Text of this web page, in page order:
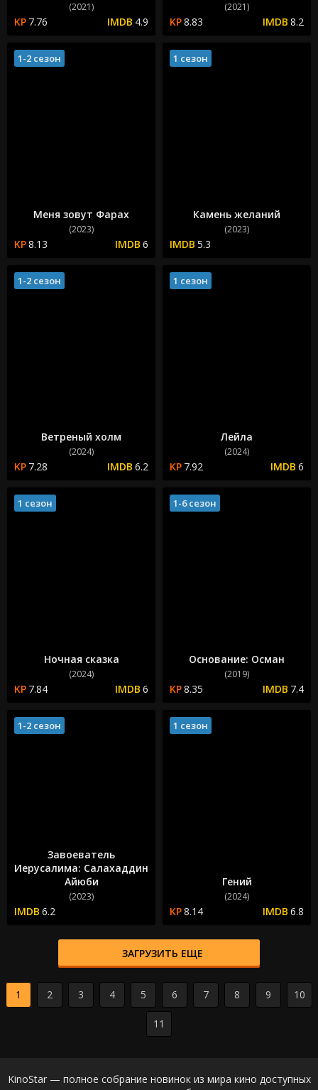
(2021)
7.76 4.9
(2021)
8.83 8.2
Меня зовут Фарах
(2023)
8.13 6
1-2 сезон
Камень желаний
(2023)
5.3
1 сезон
Ветреный холм
(2024)
7.28 6.2
1-2 сезон
Лейла
(2024)
7.92 6
1 сезон
Ночная сказка
(2024)
7.84 6
1 сезон
Основание: Осман
(2019)
8.35 7.4
1-6 сезон
Завоеватель
Иерусалима: Салахаддин
Айюби
(2023)
6.2
1-2 сезон
Гений
(2024)
8.14 6.8
1 сезон
ЗАГРУЗИТЬ ЕЩЕ
1 2 3 4 5 6 7 8 9 10
11
KinoStar — полное собрание новинок из мира кино доступных